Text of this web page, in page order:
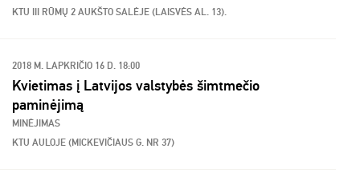
KTU III RŪMŲ 2 AUKŠTO SALĖJE (LAISVĖS AL. 13).
2018 M. LAPKRIČIO 16 D. 18:00
Kvietimas į Latvijos valstybės šimtmečio
paminėjimą
MINĖJIMAS
KTU AULOJE (MICKEVIČIAUS G. NR 37)